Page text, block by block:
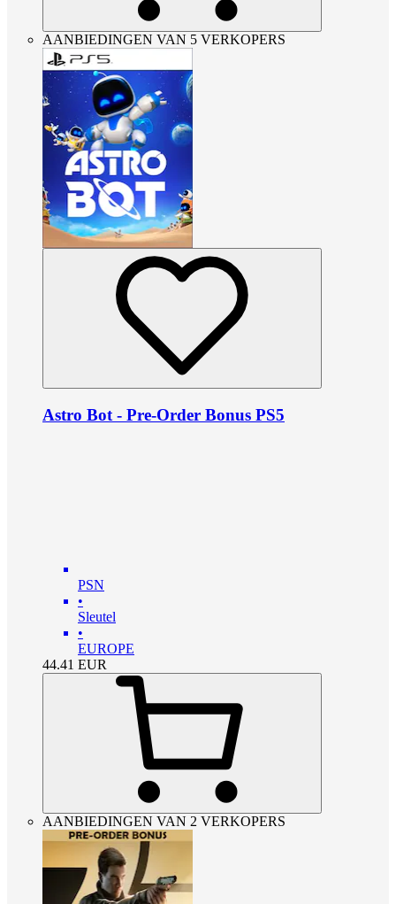
AANBIEDINGEN VAN 5 VERKOPERS
Astro Bot - Pre-Order Bonus PS5
PSN
•
Sleutel
•
EUROPE
44.41 EUR
AANBIEDINGEN VAN 2 VERKOPERS